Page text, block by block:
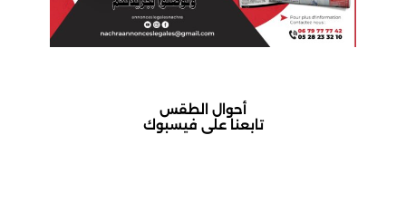
أحوال الطقس
أكادير حالة الطقستابعنا على فيسبوك